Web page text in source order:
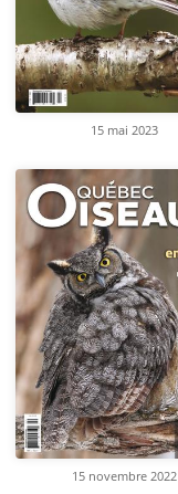
15 mai 2023
15 novembre 2022